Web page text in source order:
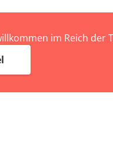
im Reich der